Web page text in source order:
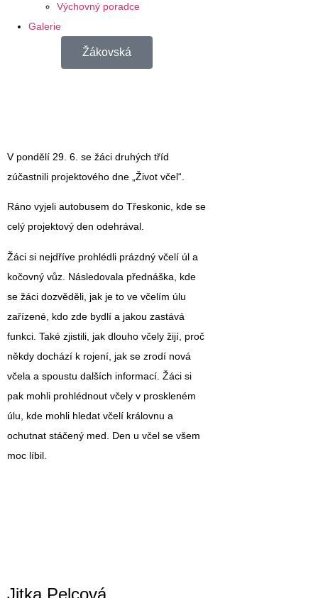
Výchovný poradce
Galerie
Žákovská
V pondělí 29. 6. se žáci druhých tříd
zúčastnili projektového dne „Život včel“.
Ráno vyjeli autobusem do Třeskonic, kde se
celý projektový den odehrával.
Žáci si nejdříve prohlédli prázdný včelí úl a
kočovný vůz. Následovala přednáška, kde
se žáci dozvěděli, jak je to ve včelím úlu
zařízené, kdo zde bydlí a jakou zastává
funkci. Také zjistili, jak dlouho včely žijí, proč
někdy dochází k rojení, jak se zrodí nová
včela a spoustu dalších informací. Žáci si
pak mohli prohlédnout včely v proskleném
úlu, kde mohli hledat včelí královnu a
ochutnat stáčený med. Den u včel se všem
moc líbil.